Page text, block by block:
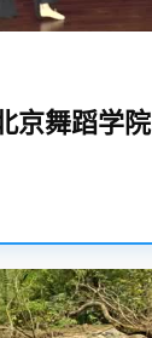
京舞蹈学院